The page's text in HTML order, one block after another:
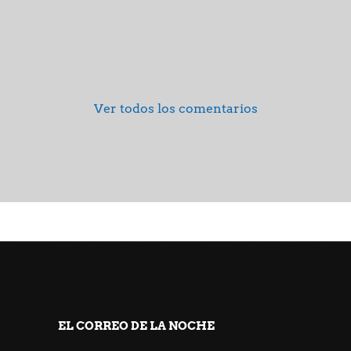
Ver todos los comentarios
EL CORREO DE LA NOCHE